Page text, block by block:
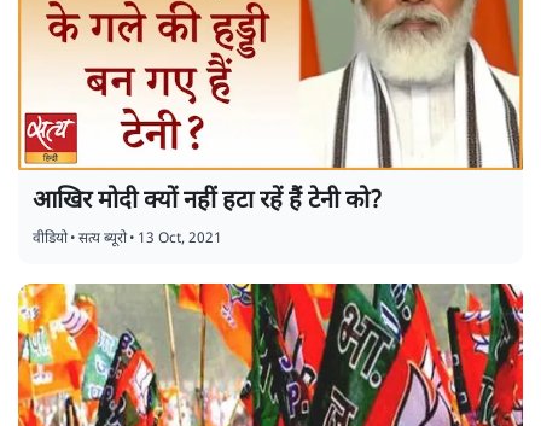
आखिर मोदी क्यों नहीं हटा रहें हैं टेनी को?
वीडियो•सत्य ब्यूरो• 13 Oct, 2021